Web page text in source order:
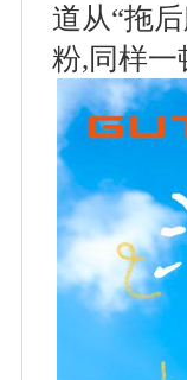
道从“拖
粉,同样一